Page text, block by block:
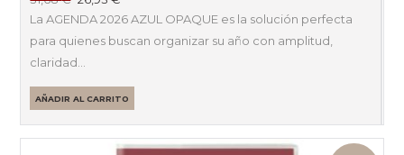
precio
era:
31,68 €.
precio
es:
La AGENDA 2026 AZUL OPAQUE es la solución perfecta
para quienes buscan organizar su año con amplitud,
claridad…
AÑADIR AL CARRITO